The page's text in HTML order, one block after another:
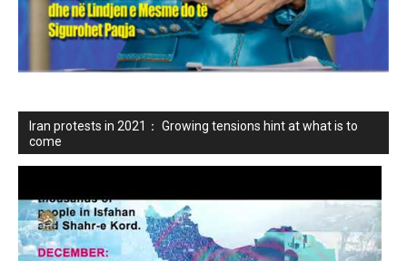
Iran protests in 2021： Growing tensions hint at what is to
come